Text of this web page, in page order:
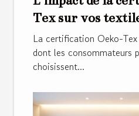
Tex sur vos
La certification Oeko-
dont les consommateurs
choisissent...